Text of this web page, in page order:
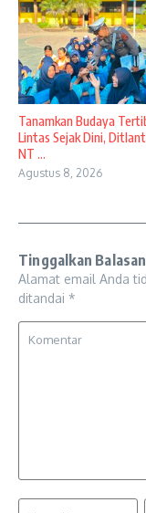
Tanamkan Budaya
Lintas Sejak Dini,
NT ...
Agustus 8, 2026
Tinggalkan Balasan
Alamat email Anda
ditandai *